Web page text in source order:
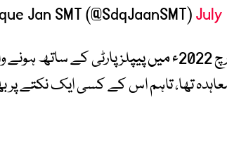
July
تھا، تاہم اس کے کسی ایک نکتے پر